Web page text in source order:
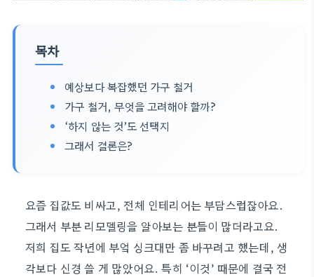
목차
예상보다 복잡했던 가구 철거
가구 철거, 무엇을 고려해야 할까?
‘하지 않는 것’도 선택지
그래서 결론은?
요즘 집값도 비싸고, 전체 인테리어는 부담스럽잖아요.
그래서 부분 리모델링을 알아보는 분들이 많더라고요.
저희 집도 작년에 부엌 싱크대만 좀 바꾸려고 했는데, 생
각보다 신경 쓸 게 많았어요. 특히 ‘이것’ 때문에 결국 전